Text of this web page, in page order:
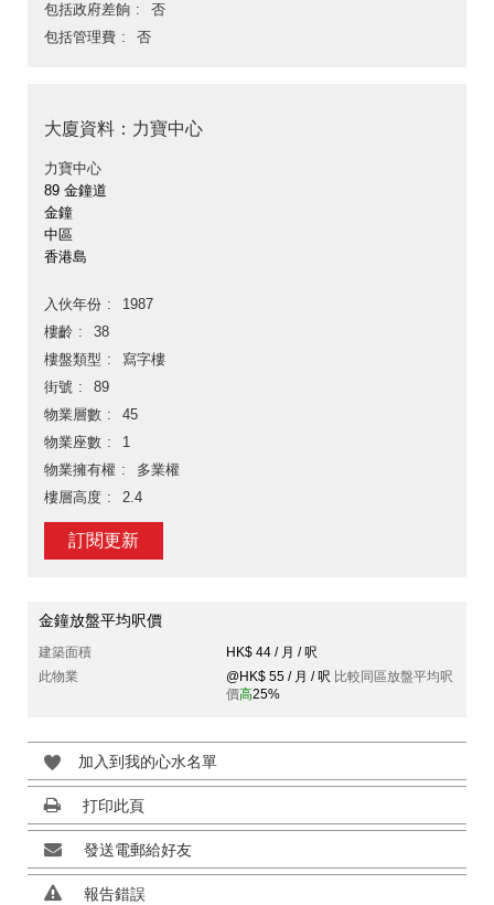
包括政府差餉
否
包括管理費
否
大廈資料：力寶中心
力寶中心
89 金鐘道
金鐘
中區
香港島
入伙年份
1987
樓齡
38
樓盤類型
寫字樓
街號
89
物業層數
45
物業座數
1
物業擁有權
多業權
樓層高度
2.4
訂閱更新
金鐘放盤平均呎價
建築面積
HK$ 44 / 月 / 呎
此物業
@HK$ 55 / 月 / 呎 比較同區放盤平均呎
價高25%
加入到我的心水名單
打印此頁
發送電郵給好友
報告錯誤